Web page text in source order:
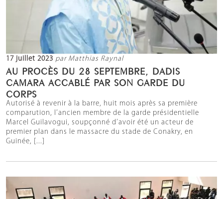
17 juillet 2023 par Matthias Raynal
AU PROCÈS DU 28 SEPTEMBRE, DADIS
CAMARA ACCABLÉ PAR SON GARDE DU
CORPS
Autorisé à revenir à la barre, huit mois après sa première
comparution, l’ancien membre de la garde présidentielle
Marcel Guilavogui, soupçonné d’avoir été un acteur de
premier plan dans le massacre du stade de Conakry, en
Guinée, [...]